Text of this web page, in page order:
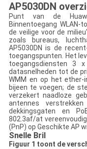
AP5030DN
Punt van de
Binnentoegang
de veilige voor de
zoals bureaus,
AP5030DN is de
toegangspunten. Het
toegangsdiensten 3
datasnelheden tot de
WMM en op het
bijeen te voegen; de
verzekert naadloze
antennes
dekkingsgaten en
802.3af/at
(PnP) op Geschikte AP
Snelle Bril
Figuur 1 toont de